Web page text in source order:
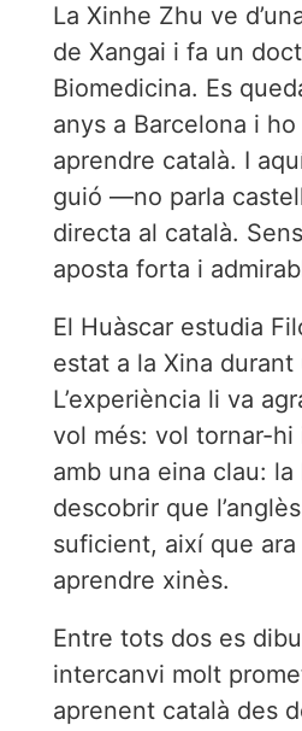
La Xinhe Zhu ve
de Xangai i fa un
Biomedicina. Es
anys a Barcelona i
aprendre català. I
guió —no parla
directa al català.
aposta forta i
El Huàscar estudia
estat a la Xina durant
L’experiència li va
vol més: vol tornar-hi
amb una eina clau: la
descobrir que
suficient, així que ara
aprendre xinès.
Entre tots dos es
intercanvi molt
aprenent català des